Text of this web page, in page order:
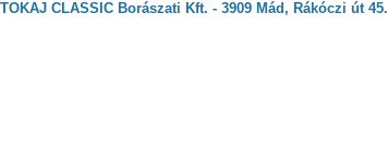
TOKAJ CLASSIC Borászati Kft. - 3909 Mád, Rákóczi út 45.